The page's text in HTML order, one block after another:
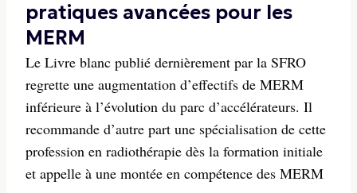
pratiques avancées pour les
MERM
Le Livre blanc publié dernièrement par la SFRO
regrette une augmentation d’effectifs de MERM
inférieure à l’évolution du parc d’accélérateurs. Il
recommande d’autre part une spécialisation de cette
profession en radiothérapie dès la formation initiale
et appelle à une montée en compétence des MERM